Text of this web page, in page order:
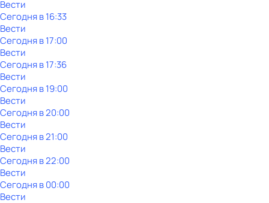
Вести
Сегодня в 16:33
Вести
Сегодня в 17:00
Вести
Сегодня в 17:36
Вести
Сегодня в 19:00
Вести
Сегодня в 20:00
Вести
Сегодня в 21:00
Вести
Сегодня в 22:00
Вести
Сегодня в 00:00
Вести